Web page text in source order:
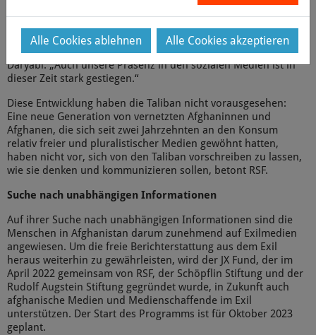
vergangenen zwei Jahren erheblich zugenommen hat und dass
das Gebiet, das wir abdecken, größer ist als früher“, sagt
Daryabi. „Auch unsere Präsenz in den sozialen Medien ist in
dieser Zeit stark gestiegen.“
Diese Entwicklung haben die Taliban nicht vorausgesehen:
Eine neue Generation von vernetzten Afghaninnen und
Afghanen, die sich seit zwei Jahrzehnten an den Konsum
relativ freier und pluralistischer Medien gewöhnt hatten,
haben nicht vor, sich von den Taliban vorschreiben zu lassen,
wie sie denken und kommunizieren sollen, betont RSF.
Suche nach unabhängigen Informationen
Auf ihrer Suche nach unabhängigen Informationen sind die
Menschen in Afghanistan darum zunehmend auf Exilmedien
angewiesen. Um die freie Berichterstattung aus dem Exil
heraus weiterhin zu gewährleisten, wird der JX Fund, der im
April 2022 gemeinsam von RSF, der Schöpflin Stiftung und der
Rudolf Augstein Stiftung gegründet wurde, in Zukunft auch
afghanische Medien und Medienschaffende im Exil
unterstützen. Der Start des Programms ist für Oktober 2023
geplant.
Alle Cookies ablehnen Alle Cookies akzeptieren